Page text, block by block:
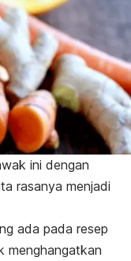
ini dengan
rasanya menjadi
ada pada resep
menghangatkan